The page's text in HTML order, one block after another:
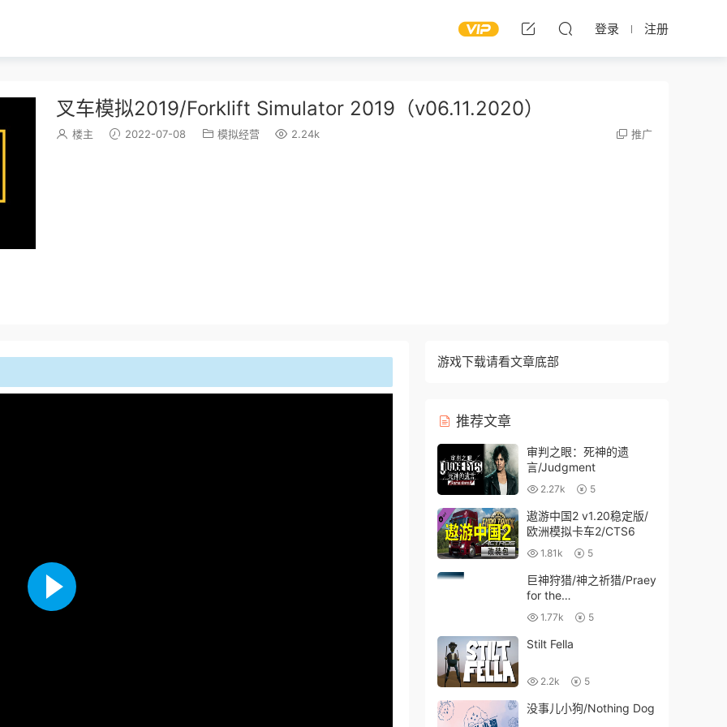
登录 注册
叉车模拟2019/Forklift Simulator 2019（v06.11.2020）
楼主 2022-07-08 模拟经营 2.24k 推广
游戏下载请看文章底部
推荐文章
审判之眼：死神的遗
言/Judgment
2.27k 5
遨游中国2 v1.20稳定版/
欧洲模拟卡车2/CTS6
1.81k 5
巨神狩猎/神之祈猎/Praey
for the
Gods（v5519041）
1.77k 5
Stilt Fella
2.2k 5
没事儿小狗/Nothing Dog